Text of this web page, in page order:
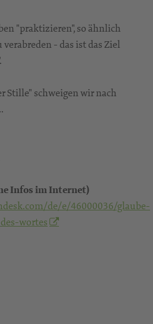
"praktizieren", so ähnlich
- das ist das Ziel
Stille" schweigen wir nach
Infos im Internet)
de/e/46000036/glaube-
wortes